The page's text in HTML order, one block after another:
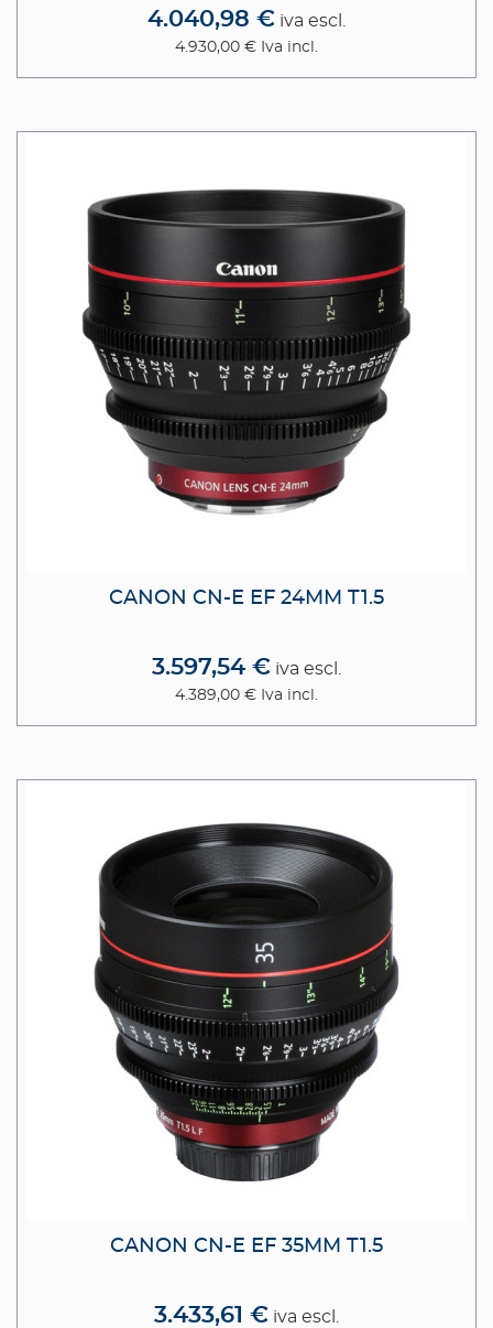
4.040,98 € iva escl.
4.930,00 € Iva incl.
CANON CN-E EF 24MM T1.5
3.597,54 € iva escl.
4.389,00 € Iva incl.
CANON CN-E EF 35MM T1.5
3.433,61 € iva escl.